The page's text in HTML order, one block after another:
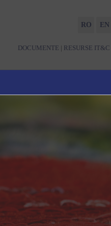
RO EN
DOCUMENTE | RESURSE IT&C